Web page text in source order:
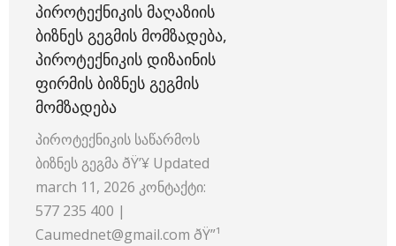
ᲞᲘᲠᲝᲢᲔᲥᲜᲘᲙᲘᲡ ᲛᲐᲦᲐᲖᲘᲘᲡ
ᲑᲘᲖᲜᲔᲡ ᲒᲔᲒᲛᲘᲡ ᲛᲝᲛᲖᲐᲓᲔᲑᲐ,
ᲞᲘᲠᲝᲢᲔᲥᲜᲘᲙᲘᲡ ᲓᲘᲖᲐᲘᲜᲘᲡ
ᲤᲘᲠᲛᲘᲡ ᲑᲘᲖᲜᲔᲡ ᲒᲔᲒᲛᲘᲡ
ᲛᲝᲛᲖᲐᲓᲔᲑᲐ
პიროტექნიკის საწარმოს
ბიზნეს გეგმა ðŸ’¥ Updated
march 11, 2026 კონტაქტი:
577 235 400 |
Caumednet@gmail.com ðŸ”¹